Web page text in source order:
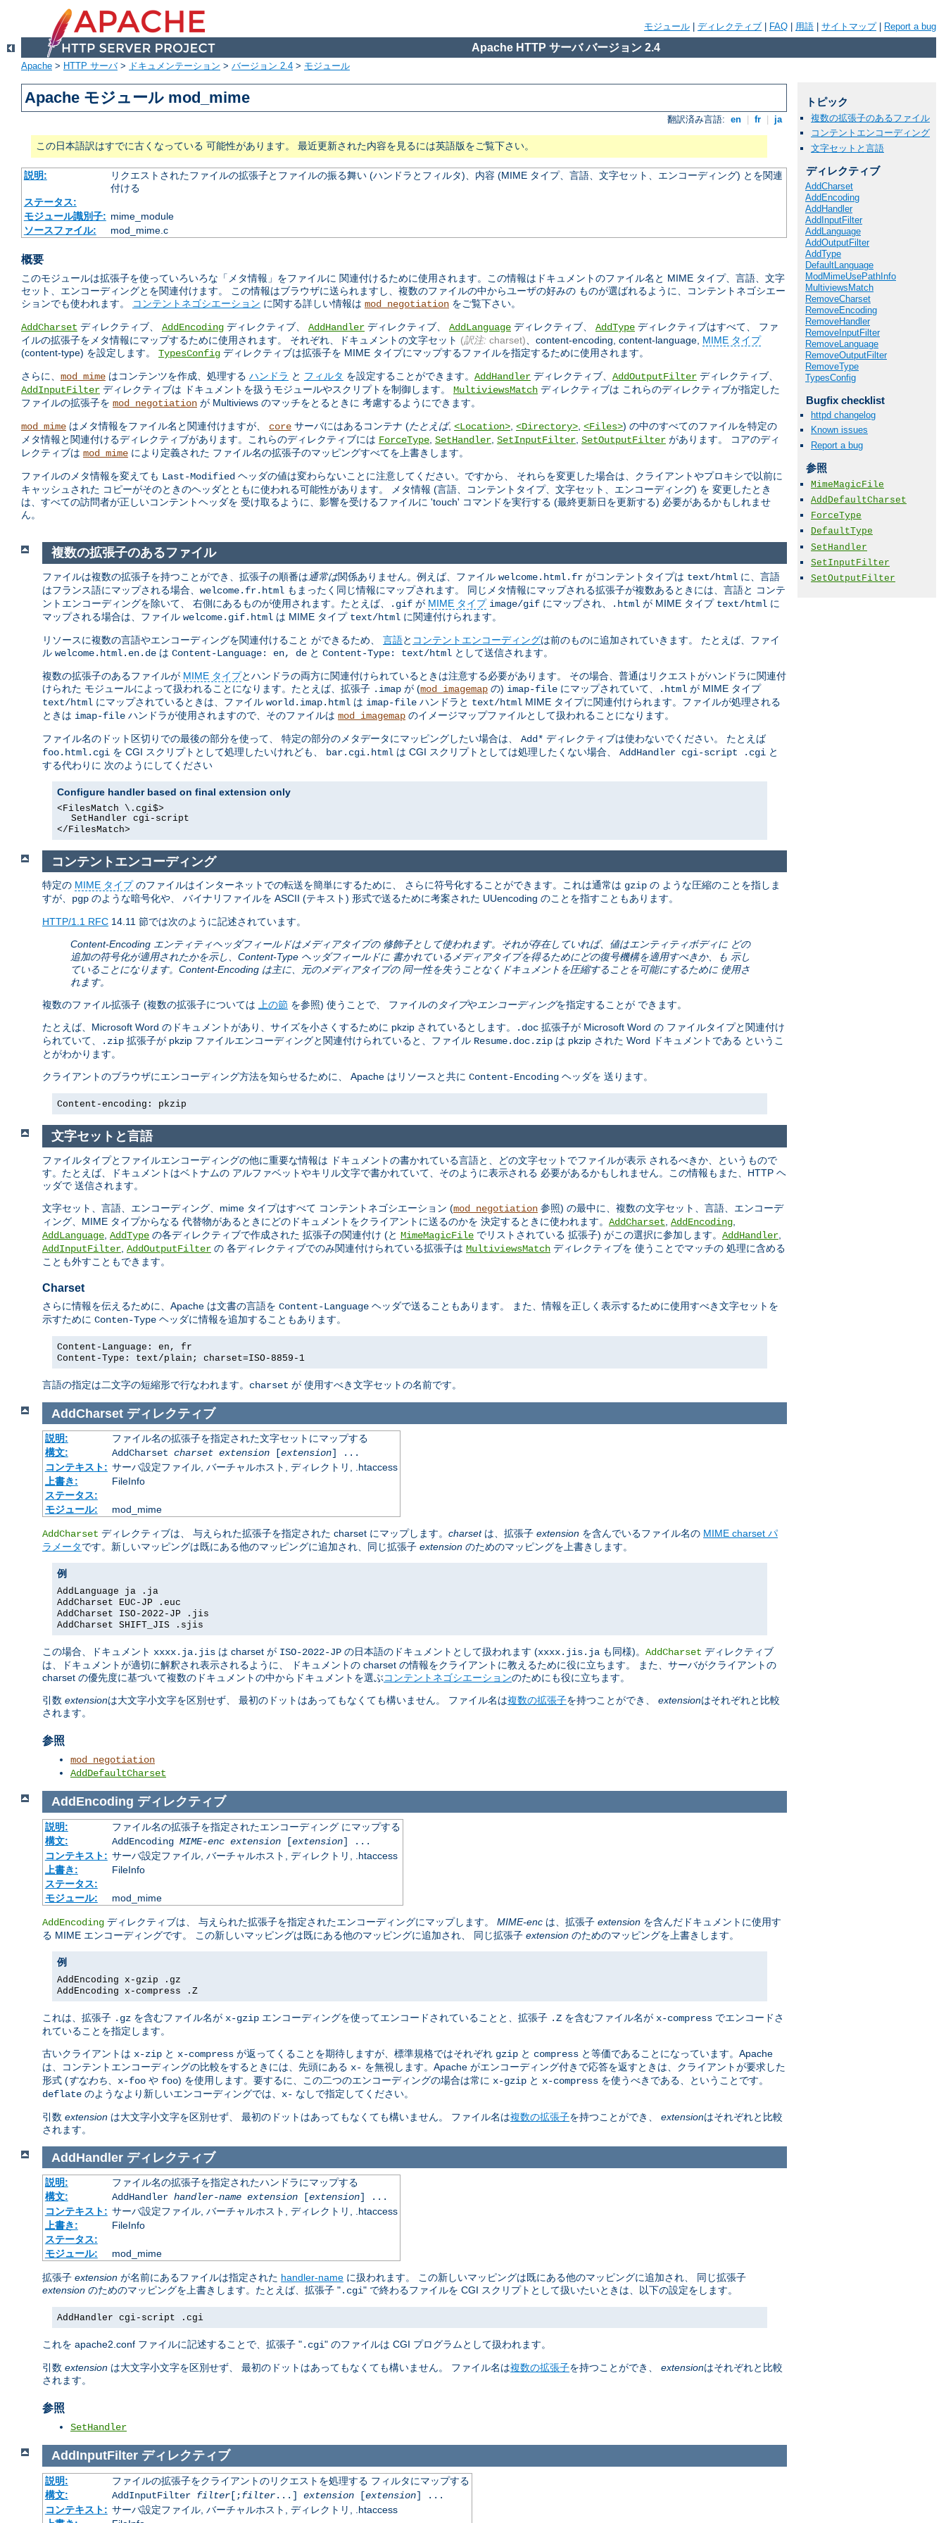
モジュール ディレクティブ FAQ 用語 サイトマップ| Report a bug
Apache HTTP サーバ バージョン 2.4
Apache > HTTP サーバ> ドキュメンテーション > バージョン 2.4 > モジュール
Apache モジュール mod_mime
翻訳済み言語: en fr ja
この日本語訳はすでに古くなっている 可能性があります。 最近更新された内容を見るには英語版をご覧下さい。
説明:
リクエストされたファイルの拡張子とファイルの振る舞い (ハンドラとフィルタ)、内容 (MIME タイプ、言語、文字セット、エンコーディング) とを関連
付ける
ステータス:
モジュール識別子: mime_module
ソースファイル:
mod_mime.c
概要
このモジュールは拡張子を使っていろいろな「メタ情報」をファイルに 関連付けるために使用されます。この情報はドキュメントのファイル名と MIME タイプ、言語、文字
セット、エンコーディングとを関連付けます。 この情報はブラウザに送られますし、複数のファイルの中からユーザの好みの ものが選ばれるように、コンテントネゴシエー
ションでも使われます。
コンテントネゴシエーション に関する詳しい情報は mod_negotiation をご覧下さい。
AddCharset ディレクティブ、 AddEncoding ディレクティブ、 AddHandler ディレクティブ、 AddLanguage ディレクティブ、 AddType ディレクティブはすべて、 ファ
イルの拡張子をメタ情報にマップするために使用されます。 それぞれ、ドキュメントの文字セット (訳注: charset)、content-encoding, content-language, MIME タイプ
(content-type) を設定します。 TypesConfig ディレクティブは拡張子を MIME タイプにマップするファイルを指定するために使用されます。
さらに、 mod_mime はコンテンツを作成、処理する ハンドラ と フィルタ を設定することができます。 AddHandler ディレクティブ、 AddOutputFilter ディレクティブ、
AddInputFilter ディレクティブは ドキュメントを扱うモジュールやスクリプトを制御します。 MultiviewsMatch ディレクティブは これらのディレクティブが指定した
ファイルの拡張子を mod_negotiation が Multiviews のマッチをとるときに 考慮するようにできます。
mod_mime はメタ情報をファイル名と関連付けますが、 core サーバにはあるコンテナ (たとえば, <Location>, <Directory>, <Files>) の中のすべてのファイルを特定の
メタ情報と関連付けるディレクティブがあります。これらのディレクティブには ForceType, SetHandler, SetInputFilter, SetOutputFilter があります。 コアのディ
レクティブは mod_mime により定義された ファイル名の拡張子のマッピングすべてを上書きします。
ファイルのメタ情報を変えても Last-Modified ヘッダの値は変わらないことに注意してください。ですから、 それらを変更した場合は、クライアントやプロキシで以前に
キャッシュされた コピーがそのときのヘッダとともに使われる可能性があります。 メタ情報 (言語、コンテントタイプ、文字セット、エンコーディング) を 変更したとき
は、すべての訪問者が正しいコンテントヘッダを 受け取るように、影響を受けるファイルに 'touch' コマンドを実行する (最終更新日を更新する) 必要があるかもしれませ
ん。
複数の拡張子のあるファイル
ファイルは複数の拡張子を持つことができ、拡張子の順番は通常は関係ありません。例えば、ファイル welcome.html.fr がコンテントタイプは text/html に、言語
はフランス語にマップされる場合、 welcome.fr.html もまったく同じ情報にマップされます。 同じメタ情報にマップされる拡張子が複数あるときには、言語と コンテ
ントエンコーディングを除いて、 右側にあるものが使用されます。たとえば、
.gif が MIME タイプ image/gif にマップされ、 .html が MIME タイプ text/html に
マップされる場合は、ファイル welcome.gif.html は MIME タイプ text/html に関連付けられます。
リソースに複数の言語やエンコーディングを関連付けること ができるため、 言語と コンテントエンコーディングは前のものに追加されていきます。 たとえば、ファイ
ル welcome.html.en.de は Content-Language: en, de と Content-Type: text/html として送信されます。
複数の拡張子のあるファイルが MIME タイプとハンドラの両方に関連付けられているときは注意する必要があります。 その場合、普通はリクエストがハンドラに関連付
けられた モジュールによって扱われることになります。たとえば、拡張子 .imap が (mod_imagemap の) imap-file にマップされていて、 .html が MIME タイプ
text/html にマップされているときは、ファイル world.imap.html は imap-file ハンドラと text/html MIME タイプに関連付けられます。ファイルが処理される
ときは imap-file ハンドラが使用されますので、そのファイルは mod_imagemap のイメージマップファイルとして扱われることになります。
ファイル名のドット区切りでの最後の部分を使って、 特定の部分のメタデータにマッピングしたい場合は、 Add* ディレクティブは使わないでください。 たとえば
foo.html.cgi を CGI スクリプトとして処理したいけれども、 bar.cgi.html は CGI スクリプトとしては処理したくない場合、 AddHandler cgi-script .cgi と
する代わりに 次のようにしてください
Configure handler based on final extension only
<FilesMatch \.cgi$>
SetHandler cgi-script
</FilesMatch>
コンテントエンコーディング
特定の MIME タイプのファイルはインターネットでの転送を簡単にするために、 さらに符号化することができます。これは通常は gzip の ような圧縮のことを指しま
すが、 pgp のような暗号化や、 バイナリファイルを ASCII (テキスト) 形式で送るために考案された UUencoding のことを指すこともあります。
HTTP/1.1 RFC 14.11 節では次のように記述されています。
Content-Encoding エンティティヘッダフィールドはメディアタイプの 修飾子として使われます。それが存在していれば、値はエンティティボディに どの
追加の符号化が適用されたかを示し、Content-Type ヘッダフィールドに 書かれているメディアタイプを得るためにどの復号機構を適用すべきか、も 示し
ていることになります。Content-Encoding は主に、元のメディアタイプの 同一性を失うことなくドキュメントを圧縮することを可能にするために 使用さ
れます。
複数のファイル拡張子 (複数の拡張子については 上の節 を参照) 使うことで、 ファイルのタイプやエンコーディングを指定することが できます。
たとえば、Microsoft Word のドキュメントがあり、サイズを小さくするために pkzip されているとします。
.doc 拡張子が Microsoft Word の ファイルタイプと関連付け
られていて、
.zip 拡張子が pkzip ファイルエンコーディングと関連付けられていると、ファイル Resume.doc.zip は pkzip された Word ドキュメントである というこ
とがわかります。
クライアントのブラウザにエンコーディング方法を知らせるために、 Apache はリソースと共に Content-Encoding ヘッダを 送ります。
Content-encoding: pkzip
文字セットと言語
ファイルタイプとファイルエンコーディングの他に重要な情報は ドキュメントの書かれている言語と、どの文字セットでファイルが表示 されるべきか、というもので
す。たとえば、ドキュメントはベトナムの アルファベットやキリル文字で書かれていて、そのように表示される 必要があるかもしれません。この情報もまた、HTTP ヘ
ッダで 送信されます。
文字セット、言語、エンコーディング、mime タイプはすべて コンテントネゴシエーション (mod_negotiation 参照) の最中に、複数の文字セット、言語、エンコーデ
ィング、MIME タイプからなる 代替物があるときにどのドキュメントをクライアントに送るのかを 決定するときに使われます。 AddCharset AddEncoding
AddLanguage AddType の各ディレクティブで作成された 拡張子の関連付け (と MimeMagicFile でリストされている 拡張子) がこの選択に参加します。 AddHandler
AddInputFilter AddOutputFilter の 各ディレクティブでのみ関連付けられている拡張子は MultiviewsMatch ディレクティブを 使うことでマッチの 処理に含める
ことも外すこともできます。
Charset
さらに情報を伝えるために、Apache は文書の言語を Content-Language ヘッダで送ることもあります。 また、情報を正しく表示するために使用すべき文字セットを
示すために Conten-Type ヘッダに情報を追加することもあります。
Content-Language: en, fr
Content-Type: text/plain; charset=ISO-8859-1
言語の指定は二文字の短縮形で行なわれます。 charset が 使用すべき文字セットの名前です。
AddCharsetディレクティブ
説明:
ファイル名の拡張子を指定された文字セットにマップする
構文:
AddCharset charset extension[extension] ...
コンテキスト: サーバ設定ファイル, バーチャルホスト, ディレクトリ, .htaccess
上書き:
FileInfo
ステータス:
モジュール:
mod_mime
AddCharset ディレクティブは、 与えられた拡張子を指定された charset にマップします。 charsetは、拡張子 extension を含んでいるファイル名の MIME charset パ
ラメータです。新しいマッピングは既にある他のマッピングに追加され、同じ拡張子 extension のためのマッピングを上書きします。
例
AddLanguage ja .ja
AddCharset EUC-JP .euc
AddCharset ISO-2022-JP .jis
AddCharset SHIFT_JIS .sjis
この場合、ドキュメント xxxx.ja.jis は charset が ISO-2022-JP の日本語のドキュメントとして扱われます (xxxx.jis.ja も同様)。 AddCharset ディレクティブ
は、ドキュメントが適切に解釈され表示されるように、 ドキュメントの charset の情報をクライアントに教えるために役に立ちます。 また、サーバがクライアントの
charset の優先度に基づいて複数のドキュメントの中からドキュメントを選ぶコンテントネゴシエーションのためにも役に立ちます。
引数 extensionは大文字小文字を区別せず、 最初のドットはあってもなくても構いません。 ファイル名は複数の拡張子を持つことができ、 extensionはそれぞれと比較
されます。
参照
mod_negotiation
AddDefaultCharset
AddEncoding ディレクティブ
説明:
ファイル名の拡張子を指定されたエンコーディング にマップする
構文:
AddEncoding MIME-enc extension[extension] ...
コンテキスト: サーバ設定ファイル, バーチャルホスト, ディレクトリ, .htaccess
上書き:
FileInfo
ステータス:
モジュール:
mod_mime
AddEncoding ディレクティブは、 与えられた拡張子を指定されたエンコーディングにマップします。 MIME-enc は、拡張子 extension を含んだドキュメントに使用す
る MIME エンコーディングです。 この新しいマッピングは既にある他のマッピングに追加され、 同じ拡張子 extension のためのマッピングを上書きします。
例
AddEncoding x-gzip .gz
AddEncoding x-compress .Z
これは、拡張子 .gz を含むファイル名が x-gzip エンコーディングを使ってエンコードされていることと、拡張子 .Z を含むファイル名が x-compress でエンコードさ
れていることを指定します。
古いクライアントは x-zip と x-compress が返ってくることを期待しますが、標準規格ではそれぞれ gzip と compress と等価であることになっています。Apache
は、コンテントエンコーディングの比較をするときには、先頭にある x- を無視します。Apache がエンコーディング付きで応答を返すときは、クライアントが要求した
形式 (すなわち x-foo や foo) を使用します。要するに、この二つのエンコーディングの場合は常に x-gzip と x-compress を使うべきである、ということです。
deflate のようなより新しいエンコーディングでは、 x- なしで指定してください。
引数 extension は大文字小文字を区別せず、 最初のドットはあってもなくても構いません。 ファイル名は複数の拡張子を持つことができ、 extensionはそれぞれと比較
されます。
AddHandlerディレクティブ
説明:
ファイル名の拡張子を指定されたハンドラにマップする
構文:
AddHandler handler-name extension[extension] ...
コンテキスト: サーバ設定ファイル, バーチャルホスト, ディレクトリ, .htaccess
上書き:
FileInfo
ステータス:
モジュール:
mod_mime
拡張子 extension が名前にあるファイルは指定された handler-name に扱われます。 この新しいマッピングは既にある他のマッピングに追加され、 同じ拡張子
extension のためのマッピングを上書きします。たとえば、拡張子 ".cgi" で終わるファイルを CGI スクリプトとして扱いたいときは、以下の設定をします。
AddHandler cgi-script .cgi
これを apache2.conf ファイルに記述することで、拡張子 ".cgi" のファイルは CGI プログラムとして扱われます。
引数 extension は大文字小文字を区別せず、 最初のドットはあってもなくても構いません。 ファイル名は複数の拡張子を持つことができ、 extensionはそれぞれと比較
されます。
参照
SetHandler
AddInputFilterディレクティブ
説明:
ファイルの拡張子をクライアントのリクエストを処理する フィルタにマップする
構文:
AddInputFilter filter[;filter...] extension[extension] ...
コンテキスト: サーバ設定ファイル, バーチャルホスト, ディレクトリ, .htaccess
トピック
複数の拡張子のあるファイル
コンテントエンコーディング
文字セットと言語
ディレクティブ
AddCharset
AddEncoding
AddHandler
AddInputFilter
AddLanguage
AddOutputFilter
AddType
DefaultLanguage
ModMimeUsePathInfo
MultiviewsMatch
RemoveCharset
RemoveEncoding
RemoveHandler
RemoveInputFilter
RemoveLanguage
RemoveOutputFilter
RemoveType
TypesConfig
Bugfix checklist
httpd changelog
Known issues
Report a bug
参照
MimeMagicFile
AddDefaultCharset
ForceType
DefaultType
SetHandler
SetInputFilter
SetOutputFilter